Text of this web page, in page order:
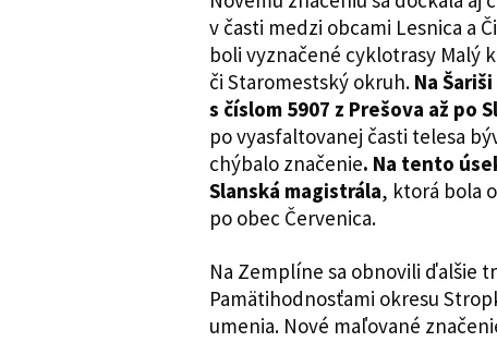
v časti medzi obcami Lesnica a
boli vyznačené cyklotrasy
či Staromestský okruh. Na
s číslom 5907 z Prešova až po
po vyasfaltovanej časti telesa
chýbalo značenie. Na tento
Slanská magistrála, ktorá bola
po obec Červenica.
Na Zemplíne sa obnovili ďalšie
Pamätihodnosťami okresu
umenia. Nové maľované